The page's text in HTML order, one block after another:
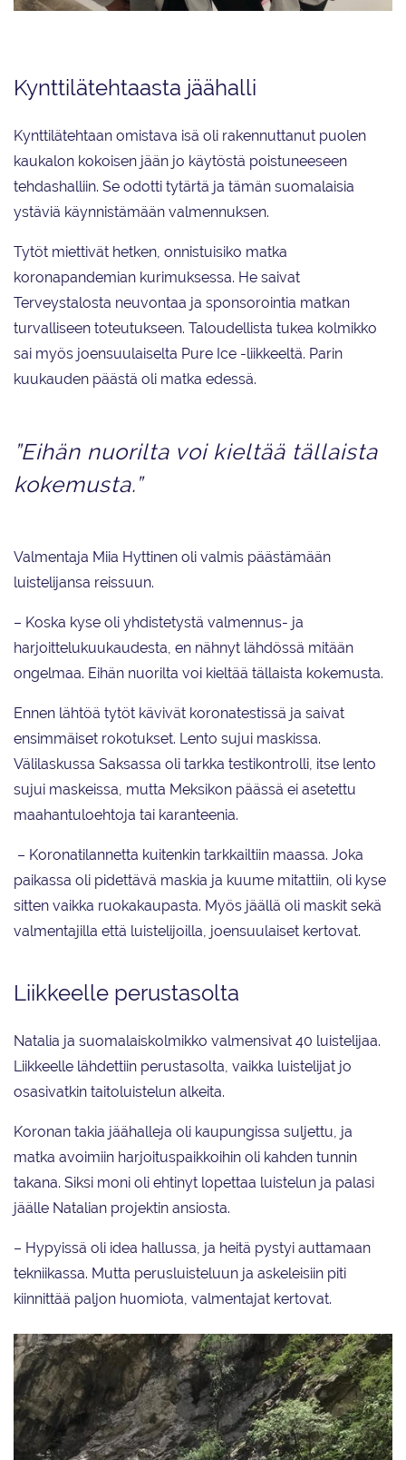
Kynttilätehtaasta jäähalli
Kynttilätehtaan omistava isä oli rakennuttanut puolen
kaukalon kokoisen jään jo käytöstä poistuneeseen
tehdashalliin. Se odotti tytärtä ja tämän suomalaisia
ystäviä käynnistämään valmennuksen.
Tytöt miettivät hetken, onnistuisiko matka
koronapandemian kurimuksessa. He saivat
Terveystalosta neuvontaa ja sponsorointia matkan
turvalliseen toteutukseen. Taloudellista tukea kolmikko
sai myös joensuulaiselta Pure Ice -liikkeeltä. Parin
kuukauden päästä oli matka edessä.
”Eihän nuorilta voi kieltää tällaista
kokemusta.”
Valmentaja Miia Hyttinen oli valmis päästämään
luistelijansa reissuun.
– Koska kyse oli yhdistetystä valmennus- ja
harjoittelukuukaudesta, en nähnyt lähdössä mitään
ongelmaa. Eihän nuorilta voi kieltää tällaista kokemusta.
Ennen lähtöä tytöt kävivät koronatestissä ja saivat
ensimmäiset rokotukset. Lento sujui maskissa.
Välilaskussa Saksassa oli tarkka testikontrolli, itse lento
sujui maskeissa, mutta Meksikon päässä ei asetettu
maahantuloehtoja tai karanteenia.
– Koronatilannetta kuitenkin tarkkailtiin maassa. Joka
paikassa oli pidettävä maskia ja kuume mitattiin, oli kyse
sitten vaikka ruokakaupasta. Myös jäällä oli maskit sekä
valmentajilla että luistelijoilla, joensuulaiset kertovat.
Liikkeelle perustasolta
Natalia ja suomalaiskolmikko valmensivat 40 luistelijaa.
Liikkeelle lähdettiin perustasolta, vaikka luistelijat jo
osasivatkin taitoluistelun alkeita.
Koronan takia jäähalleja oli kaupungissa suljettu, ja
matka avoimiin harjoituspaikkoihin oli kahden tunnin
takana. Siksi moni oli ehtinyt lopettaa luistelun ja palasi
jäälle Natalian projektin ansiosta.
– Hypyissä oli idea hallussa, ja heitä pystyi auttamaan
tekniikassa. Mutta perusluisteluun ja askeleisiin piti
kiinnittää paljon huomiota, valmentajat kertovat.